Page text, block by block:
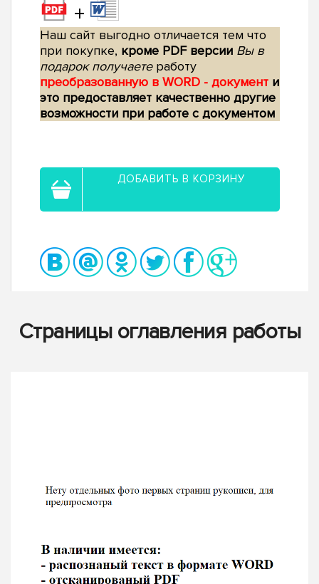
+
Наш сайт выгодно отличается тем что
при покупке, кроме PDF версии Вы в
подарок получаетеработу
преобразованную в WORD - документ и
это предоставляет качественно другие
возможности при работе с документом
ДОБАВИТЬ В КОРЗИНУ
Страницы оглавления работы